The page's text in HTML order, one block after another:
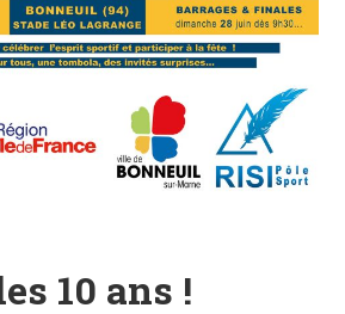
10 ans !